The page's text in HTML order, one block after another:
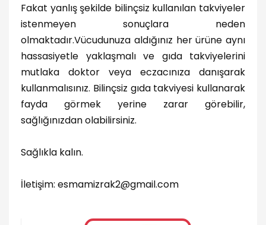
Fakat yanlış şekilde bilinçsiz kullanılan takviyeler
istenmeyen sonuçlara neden
olmaktadır.Vücudunuza aldığınız her ürüne aynı
hassasiyetle yaklaşmalı ve gıda takviyelerini
mutlaka doktor veya eczacınıza danışarak
kullanmalısınız. Bilinçsiz gıda takviyesi kullanarak
fayda görmek yerine zarar görebilir,
sağlığınızdan olabilirsiniz.
Sağlıkla kalın.
İletişim: esmamizrak2@gmail.com